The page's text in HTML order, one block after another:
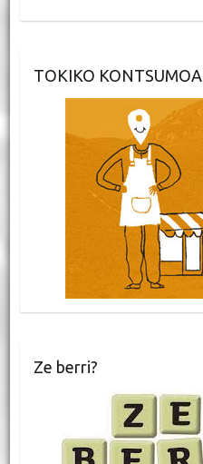
TOKIKO KONTSUMOA
Ze berri?